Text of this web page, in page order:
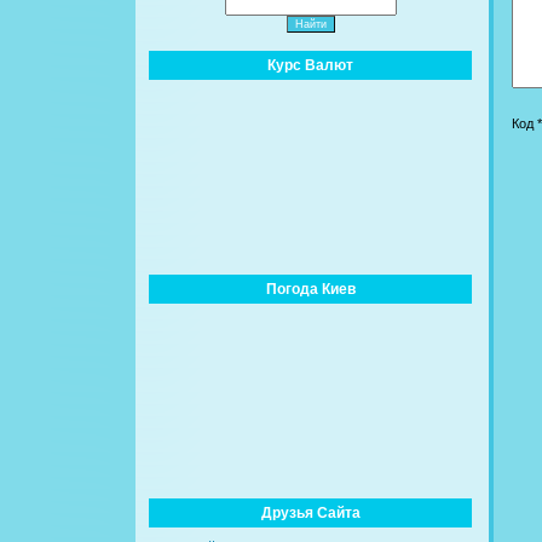
Курс Валют
Погода Киев
Друзья Сайта
Код